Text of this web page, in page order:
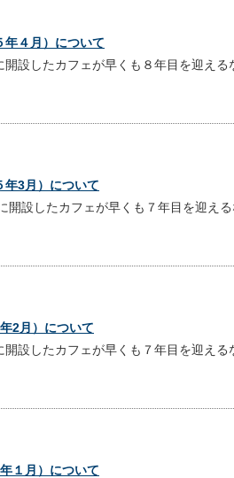
年４月）について
設したカフェが早くも８年目を迎える
年3月）について
設したカフェが早くも７年目を迎える
2月）について
設したカフェが早くも７年目を迎える
１月）について